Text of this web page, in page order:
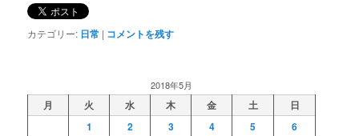
カテゴリー: 日常 | コメントを残す
2018年5月
月 火 水 木 金 土
日
1
2 3 4 5
6